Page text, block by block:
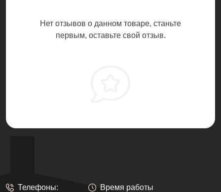
Нет отзывов о данном товаре, станьте
первым, оставьте свой отзыв.
Телефоны:
Время работы